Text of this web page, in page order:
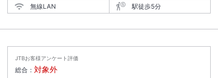
無線LAN 駅徒歩5分
JTBお客様アンケート評価
総合： 対象外